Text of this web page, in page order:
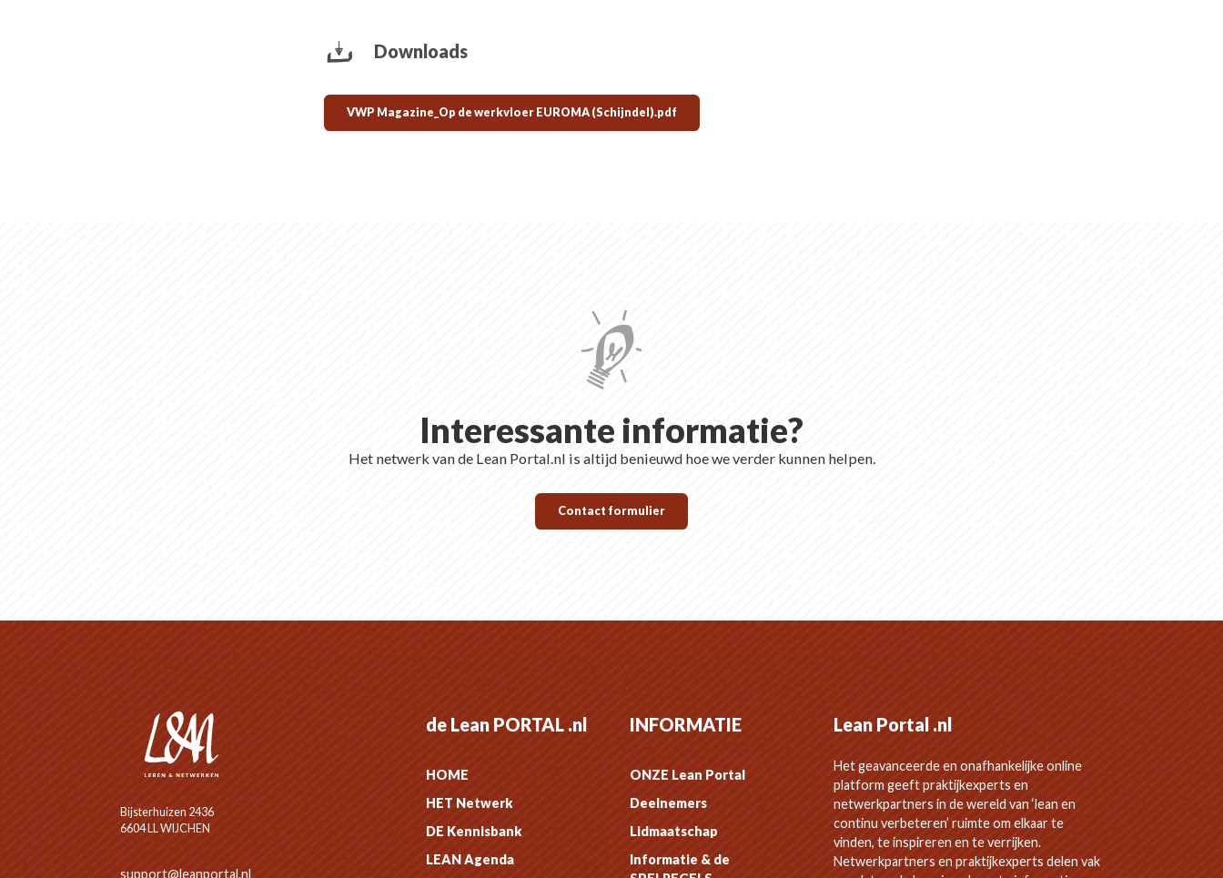
Downloads
VWP Magazine_Op de werkvloer EUROMA (Schijndel).pdf
Interessante informatie?
Het netwerk van de Lean Portal.nl is altijd benieuwd hoe we verder kunnen helpen.
Contact formulier
Bijsterhuizen 2436
6604 LL WIJCHEN
support@leanportal.nl
de Lean PORTAL .nl
HOME
HET Netwerk
DE Kennisbank
LEAN Agenda
INFORMATIE
ONZE Lean Portal
Deelnemers
Lidmaatschap
Informatie & de
Lean Portal .nl
Het geavanceerde en onafhankelijke online
platform geeft praktijkexperts en
netwerkpartners in de wereld van ‘lean en
continu verbeteren’ ruimte om elkaar te
vinden, te inspireren en te verrijken.
Netwerkpartners en praktijkexperts delen vak